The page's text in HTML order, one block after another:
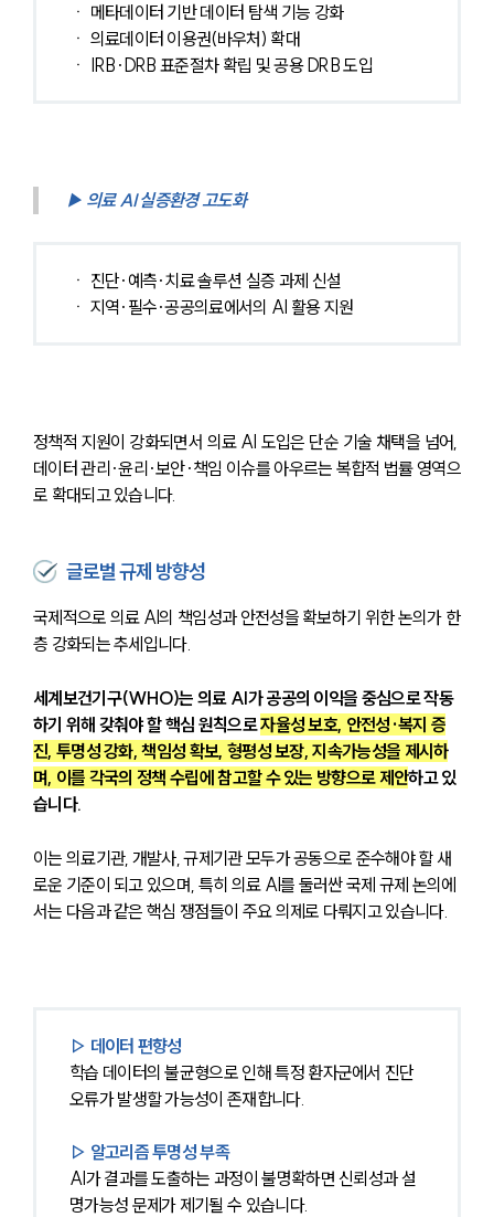
ㆍ 메타데이터 기반 데이터 탐색 기능 강화
ㆍ 의료데이터 이용권(바우처) 확대
ㆍ IRB·DRB 표준절차 확립 및 공용 DRB 도입
▶ 의료 AI 실증환경 고도화
ㆍ 진단·예측·치료 솔루션 실증 과제 신설
ㆍ 지역·필수·공공의료에서의 AI 활용 지원
정책적 지원이 강화되면서 의료 AI 도입은 단순 기술 채택을 넘어,
데이터 관리·윤리·보안·책임 이슈를 아우르는 복합적 법률 영역으
로 확대되고 있습니다.
글로벌 규제 방향성
국제적으로 의료 AI의 책임성과 안전성을 확보하기 위한 논의가 한
층 강화되는 추세입니다.
세계보건기구(WHO)는 의료 AI가 공공의 이익을 중심으로 작동
하기 위해 갖춰야 할 핵심 원칙으로 자율성 보호, 안전성·복지 증
진, 투명성 강화, 책임성 확보, 형평성 보장, 지속가능성을 제시하
며, 이를 각국의 정책 수립에 참고할 수 있는 방향으로 제안하고 있
습니다.
이는 의료기관, 개발사, 규제기관 모두가 공동으로 준수해야 할 새
로운 기준이 되고 있으며, 특히 의료 AI를 둘러싼 국제 규제 논의에
서는 다음과 같은 핵심 쟁점들이 주요 의제로 다뤄지고 있습니다.
▷ 데이터 편향성
학습 데이터의 불균형으로 인해 특정 환자군에서 진단
오류가 발생할 가능성이 존재합니다.
▷ 알고리즘 투명성 부족
AI가 결과를 도출하는 과정이 불명확하면 신뢰성과 설
명가능성 문제가 제기될 수 있습니다.